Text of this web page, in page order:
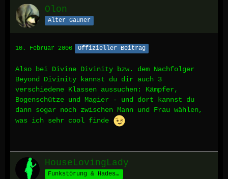
Olon
Alter Gauner
10. Februar 2006 Offizieller Beitrag
Also bei Divine Divinity bzw. dem Nachfolger
Beyond Divinity kannst du dir auch 3
verschiedene Klassen aussuchen: Kämpfer,
Bogenschütze und Magier - und dort kannst du
dann sogar noch zwischen Mann und Frau wählen,
was ich sehr cool finde
HouseLovingLady
Funkstörung & Hades' Schäfchen *määäh*